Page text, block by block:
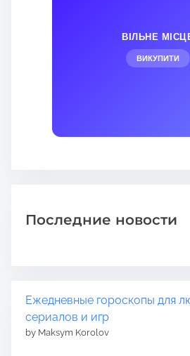
ВІЛЬНЕ
ВИКУПИТИ
Последние новости
Ежедневные гороскопы для
сериалов и игр
by Maksym Korolov